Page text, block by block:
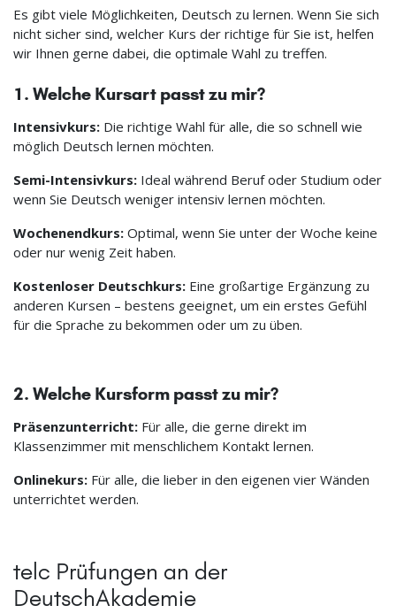
Es gibt viele Möglichkeiten, Deutsch zu lernen. Wenn Sie sich
nicht sicher sind, welcher Kurs der richtige für Sie ist, helfen
wir Ihnen gerne dabei, die optimale Wahl zu treffen.
1. Welche Kursart passt zu mir?
Intensivkurs: Die richtige Wahl für alle, die so schnell wie
möglich Deutsch lernen möchten.
Semi-Intensivkurs: Ideal während Beruf oder Studium oder
wenn Sie Deutsch weniger intensiv lernen möchten.
Wochenendkurs: Optimal, wenn Sie unter der Woche keine
oder nur wenig Zeit haben.
Kostenloser Deutschkurs: Eine großartige Ergänzung zu
anderen Kursen – bestens geeignet, um ein erstes Gefühl
für die Sprache zu bekommen oder um zu üben.
2. Welche Kursform passt zu mir?
Präsenzunterricht: Für alle, die gerne direkt im
Klassenzimmer mit menschlichem Kontakt lernen.
Onlinekurs: Für alle, die lieber in den eigenen vier Wänden
unterrichtet werden.
telc Prüfungen an der
DeutschAkademie